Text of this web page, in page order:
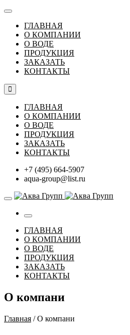
ГЛАВНАЯ
О КОМПАНИИ
О ВОДЕ
ПРОДУКЦИЯ
ЗАКАЗАТЬ
КОНТАКТЫ
ГЛАВНАЯ
О КОМПАНИИ
О ВОДЕ
ПРОДУКЦИЯ
ЗАКАЗАТЬ
КОНТАКТЫ
+7 (495) 664-5907
aqua-group@list.ru
ГЛАВНАЯ
О КОМПАНИИ
О ВОДЕ
ПРОДУКЦИЯ
ЗАКАЗАТЬ
КОНТАКТЫ
О компани
Главная / О компани